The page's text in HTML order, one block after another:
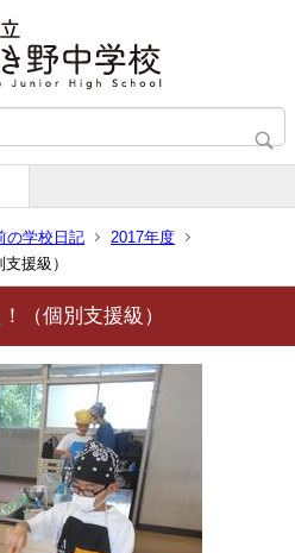
の学校日記
2017年度
援級）
（個別支援級）